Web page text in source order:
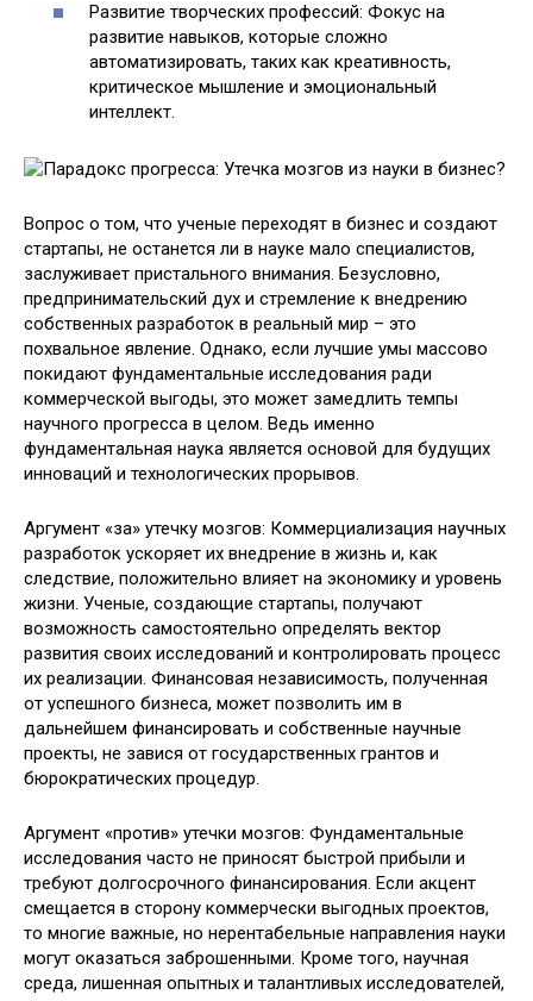
Развитие творческих профессий: Фокус на
развитие навыков, которые сложно
автоматизировать, таких как креативность,
критическое мышление и эмоциональный
интеллект.
Вопрос о том, что ученые переходят в бизнес и создают
стартапы, не останется ли в науке мало специалистов,
заслуживает пристального внимания. Безусловно,
предпринимательский дух и стремление к внедрению
собственных разработок в реальный мир – это
похвальное явление. Однако, если лучшие умы массово
покидают фундаментальные исследования ради
коммерческой выгоды, это может замедлить темпы
научного прогресса в целом. Ведь именно
фундаментальная наука является основой для будущих
инноваций и технологических прорывов.
Аргумент «за» утечку мозгов: Коммерциализация научных
разработок ускоряет их внедрение в жизнь и, как
следствие, положительно влияет на экономику и уровень
жизни. Ученые, создающие стартапы, получают
возможность самостоятельно определять вектор
развития своих исследований и контролировать процесс
их реализации. Финансовая независимость, полученная
от успешного бизнеса, может позволить им в
дальнейшем финансировать и собственные научные
проекты, не завися от государственных грантов и
бюрократических процедур.
Аргумент «против» утечки мозгов: Фундаментальные
исследования часто не приносят быстрой прибыли и
требуют долгосрочного финансирования. Если акцент
смещается в сторону коммерчески выгодных проектов,
то многие важные, но нерентабельные направления науки
могут оказаться заброшенными. Кроме того, научная
среда, лишенная опытных и талантливых исследователей,